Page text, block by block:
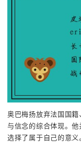
奥巴梅扬放弃法国国
与信念的综合体现。
选择了属于自己的意